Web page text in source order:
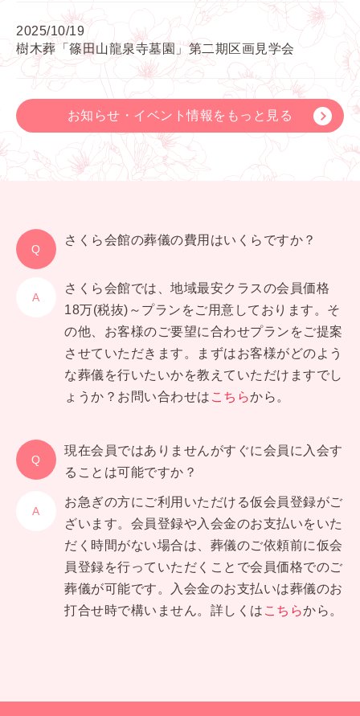
2025/10/19
樹木葬「篠田山龍泉寺墓園」第二期区画見学会
お知らせ・イベント情報をもっと見る
さくら会館の葬儀の費用はいくらですか？
さくら会館では、地域最安クラスの会員価格
18万(税抜)～プランをご用意しております。 そ
の他、お客様のご要望に合わせプランをご提案
させていただきます。
まずはお客様がどのよう
な葬儀を行いたいかを教えていただけますでし
ょうか？ お問い合わせは こちらから。
現在会員ではありませんがすぐに会員に入会す
ることは可能ですか？
お急ぎの方にご利用いただける仮会員登録がご
ざいます。 会員登録や入会金のお支払いをいた
だく時間がない場合は、 葬儀のご依頼前に仮会
員登録を行っていただくことで会員価格でのご
葬儀が可能です。
入会金のお支払いは葬儀のお
打合せ時で構いません。 詳しくは こちらから。